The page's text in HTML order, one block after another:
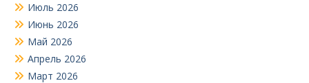
Июль 2026
Июнь 2026
Май 2026
Апрель 2026
Март 2026